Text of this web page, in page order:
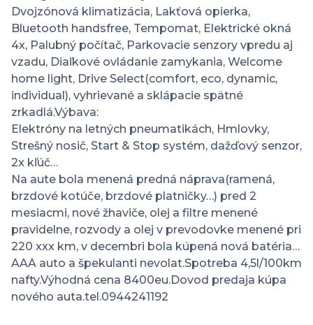
Dvojzónová klimatizácia, Lakťová opierka,
Bluetooth handsfree, Tempomat, Elektrické okná
4x, Palubný počítač, Parkovacie senzory vpredu aj
vzadu, Diaľkové ovládanie zamykania, Welcome
home light, Drive Select(comfort, eco, dynamic,
individual), vyhrievané a sklápacie spätné
zrkadlá.Výbava:
Elektróny na letných pneumatikách, Hmlovky,
Strešný nosič, Start & Stop systém, dažďový senzor,
2x kľúč…
Na aute bola menená predná náprava(ramená,
brzdové kotúče, brzdové platničky…) pred 2
mesiacmi, nové žhaviče, olej a filtre menené
pravidelne, rozvody a olej v prevodovke menené pri
220 xxx km, v decembri bola kúpená nová batéria…
AAA auto a špekulanti nevolat.Spotreba 4,5l/100km
nafty.Výhodná cena 8400eu.Dovod predaja kúpa
nového auta.tel.0944241192